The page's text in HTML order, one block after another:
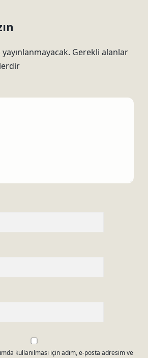
Gerekli alanlar
kullanılması için adım, e-posta adresim ve